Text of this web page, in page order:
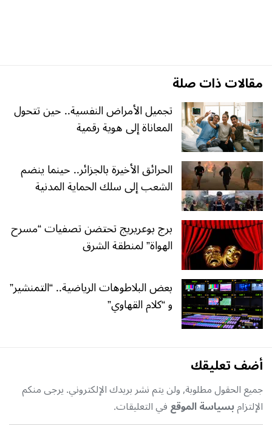
مقالات ذات صلة
تجميل الأمراض النفسية.. حين تتحول
المعاناة إلى هوية رقمية
الحرائق الأخيرة بالجزائر.. حينما ينضم
الشعب إلى سلك الحماية المدنية
برج بوعريريج تحتضن تصفيات “مسرح
الهواة” لمنطقة الشرق
بعض البلاطوهات الرياضية.. “التمنشير”
و “كلام القهاوي”
أضف تعليقك
جميع الحقول مطلوبة, ولن يتم نشر بريدك الإلكتروني. يرجى منكم
الإلتزامبسياسة الموقعفي التعليقات.